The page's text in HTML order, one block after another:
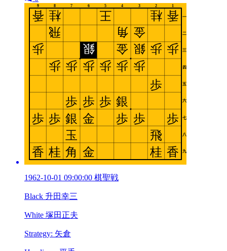
1962-10-01 09:00:00 棋聖戦
Black 升田幸三
White 塚田正夫
Strategy: 矢倉